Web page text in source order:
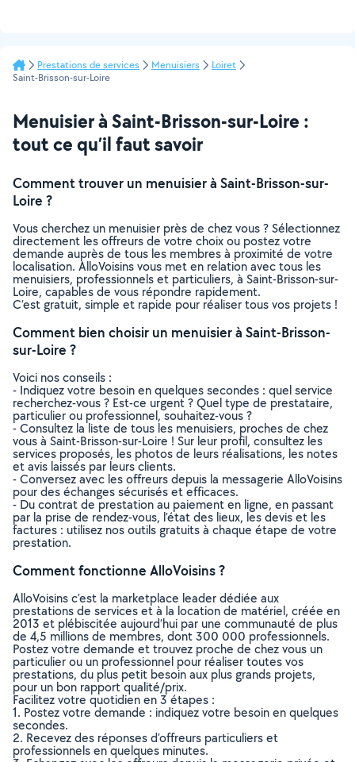
Prestations de services Menuisiers
Loiret
Saint-Brisson-sur-Loire
Menuisier à Saint-Brisson-sur-Loire :
tout ce qu’il faut savoir
Comment trouver un menuisier à Saint-Brisson-sur-
Loire ?
Vous cherchez un menuisier près de chez vous ? Sélectionnez
directement les offreurs de votre choix ou postez votre
demande auprès de tous les membres à proximité de votre
localisation. AlloVoisins vous met en relation avec tous les
menuisiers, professionnels et particuliers, à Saint-Brisson-sur-
Loire, capables de vous répondre rapidement.
C’est gratuit, simple et rapide pour réaliser tous vos projets !
Comment bien choisir un menuisier à Saint-Brisson-
sur-Loire ?
Voici nos conseils :
- Indiquez votre besoin en quelques secondes : quel service
recherchez-vous ? Est-ce urgent ? Quel type de prestataire,
particulier ou professionnel, souhaitez-vous ?
- Consultez la liste de tous les menuisiers, proches de chez
vous à Saint-Brisson-sur-Loire ! Sur leur profil, consultez les
services proposés, les photos de leurs réalisations, les notes
et avis laissés par leurs clients.
- Conversez avec les offreurs depuis la messagerie AlloVoisins
pour des échanges sécurisés et efficaces.
- Du contrat de prestation au paiement en ligne, en passant
par la prise de rendez-vous, l’état des lieux, les devis et les
factures : utilisez nos outils gratuits à chaque étape de votre
prestation.
Comment fonctionne AlloVoisins ?
AlloVoisins c’est la marketplace leader dédiée aux
prestations de services et à la location de matériel, créée en
2013 et plébiscitée aujourd’hui par une communauté de plus
de 4,5 millions de membres, dont 300 000 professionnels.
Postez votre demande et trouvez proche de chez vous un
particulier ou un professionnel pour réaliser toutes vos
prestations, du plus petit besoin aux plus grands projets,
pour un bon rapport qualité/prix.
Facilitez votre quotidien en 3 étapes :
1. Postez votre demande : indiquez votre besoin en quelques
secondes.
2. Recevez des réponses d’offreurs particuliers et
professionnels en quelques minutes.